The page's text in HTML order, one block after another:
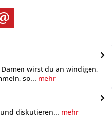
wirst du an windigen,
so... mehr
diskutieren... mehr